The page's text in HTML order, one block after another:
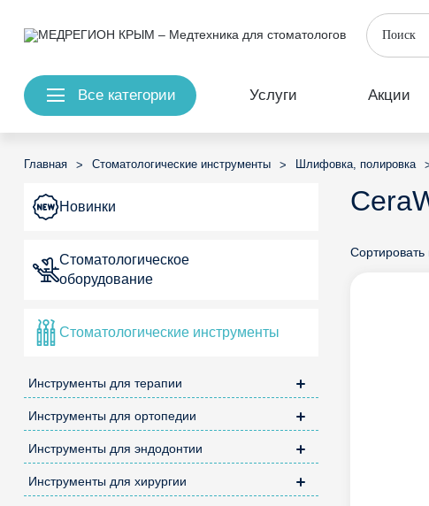
Все категории Услуги Акции
Главная > Стоматологические инструменты > Шлифовка, полировка
Новинки
Стоматологическое
оборудование
Стоматологические инструменты
Инструменты для терапии
Инструменты для ортопедии
Инструменты для эндодонтии
Инструменты для хирургии
Сортировать